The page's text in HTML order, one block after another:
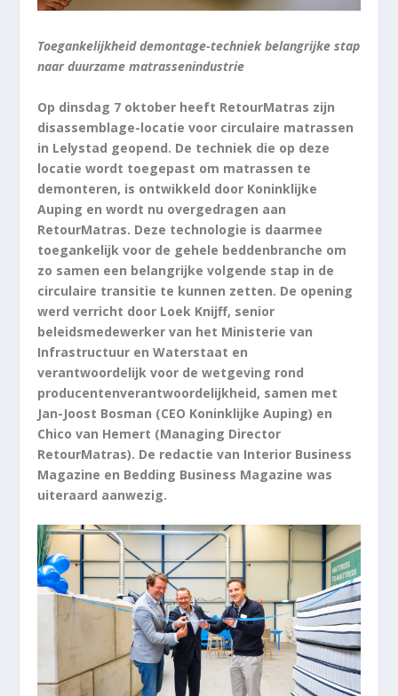
Toegankelijkheid demontage-techniek belangrijke stap
naar duurzame matrassenindustrie
Op dinsdag 7 oktober heeft RetourMatras zijn
disassemblage-locatie voor circulaire matrassen
in Lelystad geopend. De techniek die op deze
locatie wordt toegepast om matrassen te
demonteren, is ontwikkeld door Koninklijke
Auping en wordt nu overgedragen aan
RetourMatras. Deze technologie is daarmee
toegankelijk voor de gehele beddenbranche om
zo samen een belangrijke volgende stap in de
circulaire transitie te kunnen zetten. De opening
werd verricht door Loek Knijff, senior
beleidsmedewerker van het Ministerie van
Infrastructuur en Waterstaat en
verantwoordelijk voor de wetgeving rond
producentenverantwoordelijkheid, samen met
Jan-Joost Bosman (CEO Koninklijke Auping) en
Chico van Hemert (Managing Director
RetourMatras). De redactie van Interior Business
Magazine en Bedding Business Magazine was
uiteraard aanwezig.